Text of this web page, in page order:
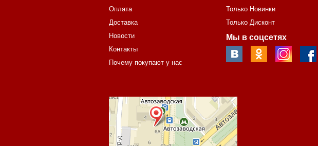
Оплата
Доставка
Новости
Контакты
Почему покупают у нас
Только Новинки
Только Дисконт
Мы в соцсетях